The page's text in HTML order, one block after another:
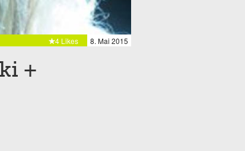
8. Mai 2015
4 Likes
+